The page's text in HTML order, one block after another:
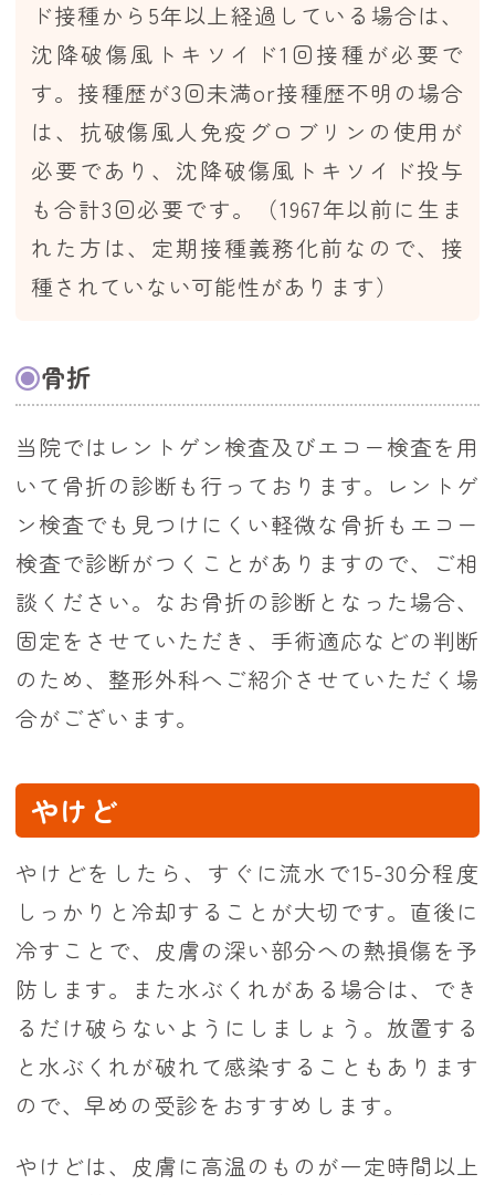
ド接種から5年以上経過している場合は、
沈降破傷風トキソイド1回接種が必要で
す。接種歴が3回未満or接種歴不明の場合
は、抗破傷風人免疫グロブリンの使用が
必要であり、沈降破傷風トキソイド投与
も合計3回必要です。（1967年以前に生ま
れた方は、定期接種義務化前なので、接
種されていない可能性があります）
骨折
当院ではレントゲン検査及びエコー検査を用
いて骨折の診断も行っております。レントゲ
ン検査でも見つけにくい軽微な骨折もエコー
検査で診断がつくことがありますので、ご相
談ください。なお骨折の診断となった場合、
固定をさせていただき、手術適応などの判断
のため、整形外科へご紹介させていただく場
合がございます。
やけど
やけどをしたら、すぐに流水で15-30分程度
しっかりと冷却することが大切です。直後に
冷すことで、皮膚の深い部分への熱損傷を予
防します。また水ぶくれがある場合は、でき
るだけ破らないようにしましょう。放置する
と水ぶくれが破れて感染することもあります
ので、早めの受診をおすすめします。
やけどは、皮膚に高温のものが一定時間以上